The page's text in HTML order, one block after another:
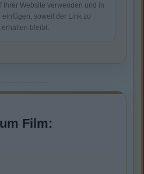
Ihrer Website verwenden und in
soweit der Link zu
bleibt.
Film: